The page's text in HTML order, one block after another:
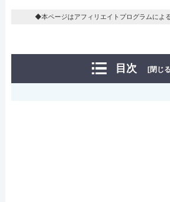
◆本ページはアフィリエイトプログラムによ
目次 [閉じ